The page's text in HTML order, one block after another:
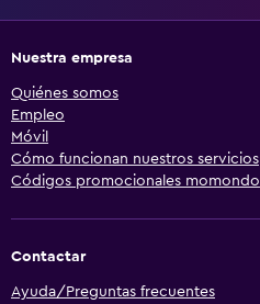
Nuestra empresa
Quiénes somos
Empleo
Móvil
Cómo funcionan nuestros servicios
Códigos promocionales momondo
Contactar
Ayuda/Preguntas frecuentes